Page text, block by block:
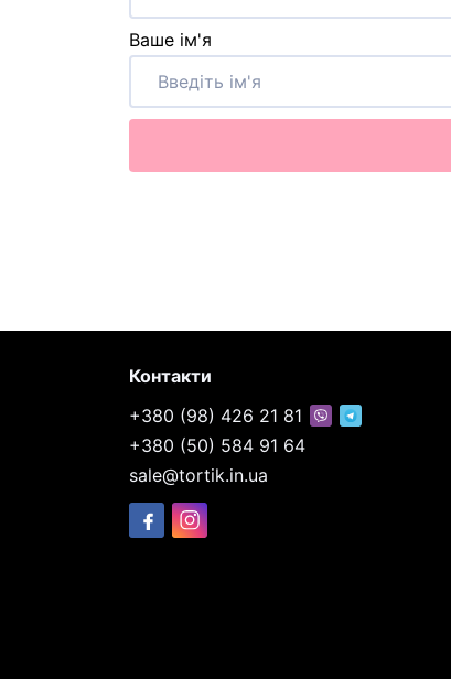
Ваше ім'я
Контакти
+380 (98) 426 21 81
+380 (50) 584 91 64
sale@tortik.in.ua